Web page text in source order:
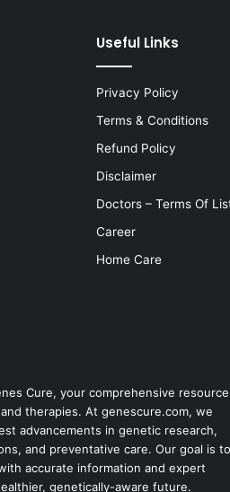
Useful Links
Privacy Policy
Terms & Conditions
Refund Policy
Disclaimer
Doctors – Terms Of
Career
Home Care
Cure, your comprehensive
therapies. At genescure.com, we
advancements in genetic research,
and preventative care. Our goal is to
accurate information and expert
genetically-aware future.